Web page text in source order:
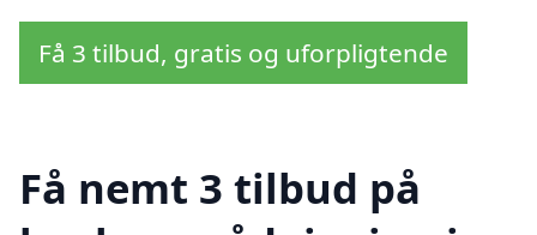
Få 3 tilbud, gratis og uforpligtende
Få nemt 3 tilbud på